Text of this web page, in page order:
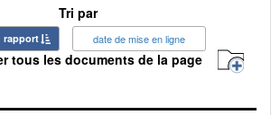
Tri par
rapport date de mise en ligne
tous les documents de la page